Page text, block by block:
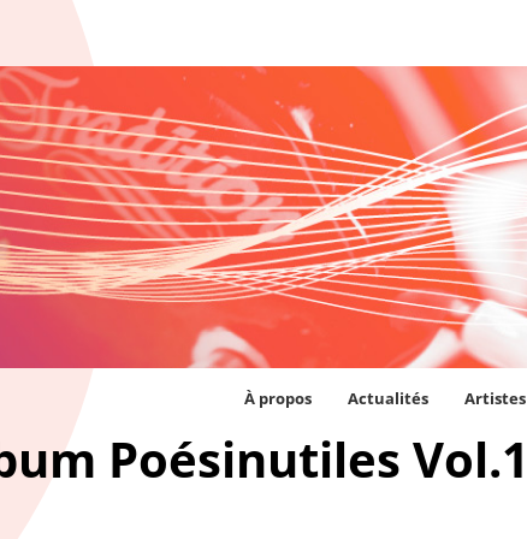
À propos Actualités Artistes
Poésinutiles Vol.1